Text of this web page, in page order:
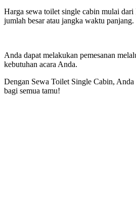
Harga sewa toilet single cabin mulai
jumlah besar atau jangka waktu panjang.
Anda dapat melakukan pemesanan
kebutuhan acara Anda.
Dengan Sewa Toilet Single Cabin, Anda
bagi semua tamu!